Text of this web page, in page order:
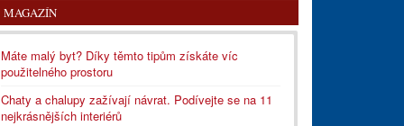
MAGAZÍN
Máte malý byt? Díky těmto tipům získáte víc
použitelného prostoru
Chaty a chalupy zažívají návrat. Podívejte se na 11
nejkrásnějších interiérů